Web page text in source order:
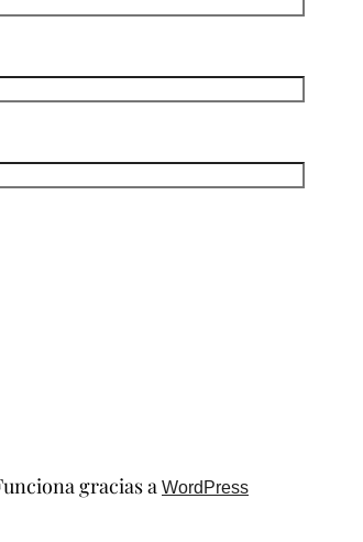
gracias a WordPress